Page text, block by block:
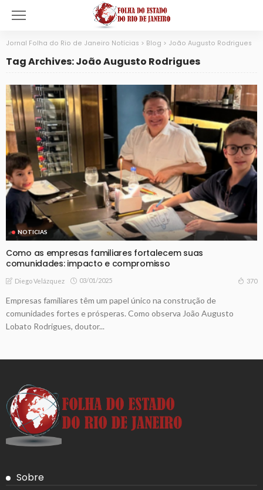
Jornal Folha do Rio de Janeiro Notícias > Blog > João Augusto Rodrigues
Tag Archives: João Augusto Rodrigues
NOTICIAS
Como as empresas familiares fortalecem suas
comunidades: impacto e compromisso
Diego Velázquez 03/01/2025 370
Empresas familiares têm um papel único na construção de
comunidades fortes e prósperas. Como observa João Augusto
Lobato Rodrigues, doutor...
Sobre